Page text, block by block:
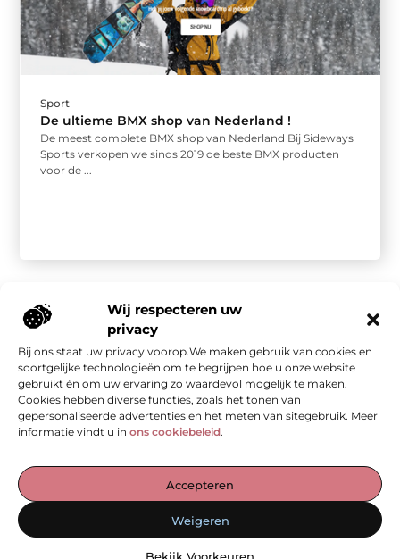
Wij respecteren uw
privacy
Bij ons staat uw privacy voorop.We maken gebruik van cookies en
soortgelijke technologieën om te begrijpen hoe u onze website
gebruikt én om uw ervaring zo waardevol mogelijk te maken.
Cookies hebben diverse functies, zoals het tonen van
gepersonaliseerde advertenties en het meten van sitegebruik. Meer
informatie vindt u in ons cookiebeleid.
Accepteren
Weigeren
Sport
De ultieme BMX shop van Nederland !
De meest complete BMX shop van Nederland Bij Sideways
Sports verkopen we sinds 2019 de beste BMX producten
voor de ...
De Verzamelplaats voor Blogs en Inzichten
artikelen, allemaal op één plek. Begin jouw leesreis vandaag op
Onze informatie